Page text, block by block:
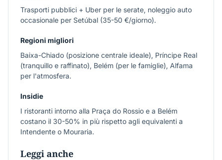
Trasporti pubblici + Uber per le serate, noleggio auto
occasionale per Setúbal (35-50 €/giorno).
Regioni migliori
Baixa-Chiado (posizione centrale ideale), Príncipe Real
(tranquillo e raffinato), Belém (per le famiglie), Alfama
per l'atmosfera.
Insidie
I ristoranti intorno alla Praça do Rossio e a Belém
costano il 30-50% in più rispetto agli equivalenti a
Intendente o Mouraria.
Leggi anche